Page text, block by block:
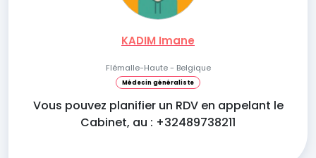
KADIM Imane
Flémalle-Haute - Belgique
Médecin généraliste
Vous pouvez planifier un RDV en appelant le
Cabinet, au : +32489738211